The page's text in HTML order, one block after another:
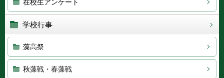
在校生アンケート
学校行事
藻高祭
秋藻戦・春藻戦